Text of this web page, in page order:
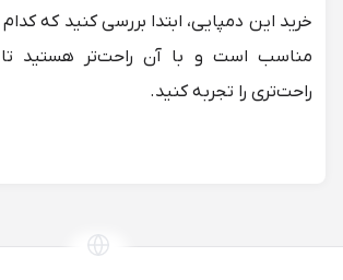
خرید این دمپایی، ابتدا بررسی کنید که
مناسب است و با آن راحت‌تر هستید
راحت‌تری را تجربه کنید.